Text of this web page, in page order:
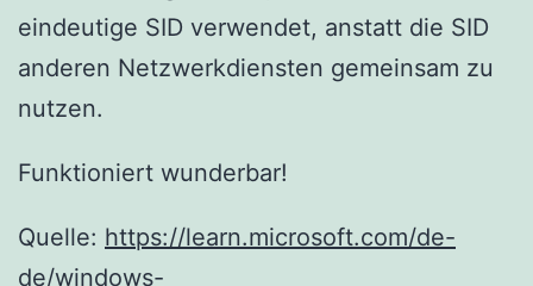
eindeutige SID verwendet, anstatt die SID
anderen Netzwerkdiensten gemeinsam zu
nutzen.
Funktioniert wunderbar!
Quelle: https://learn.microsoft.com/de-
de/windows-